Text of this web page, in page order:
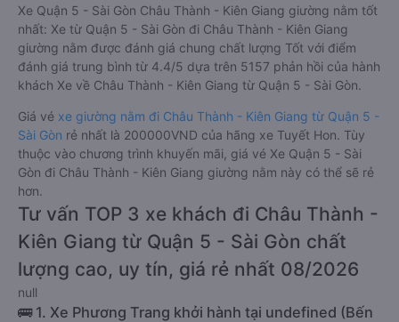
Xe Quận 5 - Sài Gòn Châu Thành - Kiên Giang giường nằm tốt
nhất: Xe từ Quận 5 - Sài Gòn đi Châu Thành - Kiên Giang
giường nằm được đánh giá chung chất lượng Tốt với điểm
đánh giá trung bình từ 4.4/5 dựa trên 5157 phản hồi của hành
khách Xe về Châu Thành - Kiên Giang từ Quận 5 - Sài Gòn.
Giá vé xe giường nằm đi Châu Thành - Kiên Giang từ Quận 5 -
Sài Gòn rẻ nhất là 200000VND của hãng xe Tuyết Hon. Tùy
thuộc vào chương trình khuyến mãi, giá vé Xe Quận 5 - Sài
Gòn đi Châu Thành - Kiên Giang giường nằm này có thể sẽ rẻ
hơn.
Tư vấn TOP 3 xe khách đi Châu Thành -
Kiên Giang từ Quận 5 - Sài Gòn chất
lượng cao, uy tín, giá rẻ nhất 08/2026
null
🚌 1. Xe Phương Trang khởi hành tại undefined (Bến